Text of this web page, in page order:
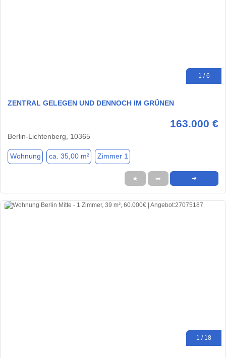
1 / 6
ZENTRAL GELEGEN UND DENNOCH IM GRÜNEN
163.000 €
Berlin-Lichtenberg, 10365
Wohnung ca. 35,00 m² Zimmer 1
★ ➦ ➜
1 / 18